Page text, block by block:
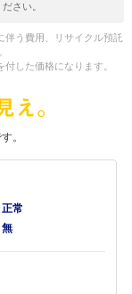
さい。
伴う費用、リサイクル預託
した価格になります。
。
正常
無